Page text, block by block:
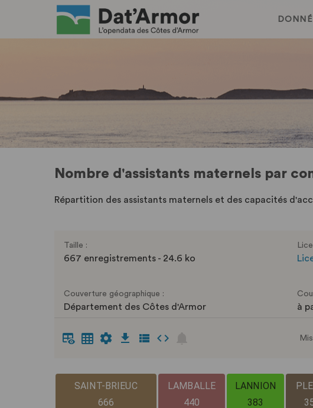
Nombre d'assistants maternels par
Répartition des assistants maternels et des capacités
Taille :
667 enregistrements - 24.6 ko
Couverture géographique :
Département des Côtes d'Armor à